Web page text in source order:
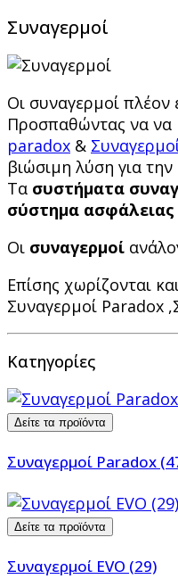
Συναγερμοί
Οι συναγερμοί πλέον
Προσπαθώντας να να
paradox &
βιώσιμη λύση για
Τα συστήματα
σύστημα ασφάλειας
Οι συναγερμοί
Επίσης χωρίζονται
Συναγερμοί Paradox
Κατηγορίες
Δείτε τα προϊόντα
Συναγερμοί Paradox
Δείτε τα προϊόντα
Συναγερμοί EVO (29)